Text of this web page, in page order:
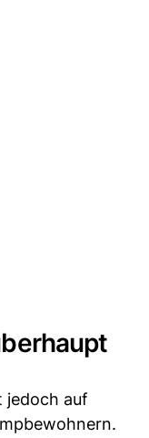
jedoch auf